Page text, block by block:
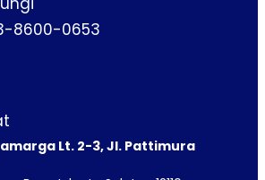
8600-0653
Lt. 2-3, Jl. Pattimura